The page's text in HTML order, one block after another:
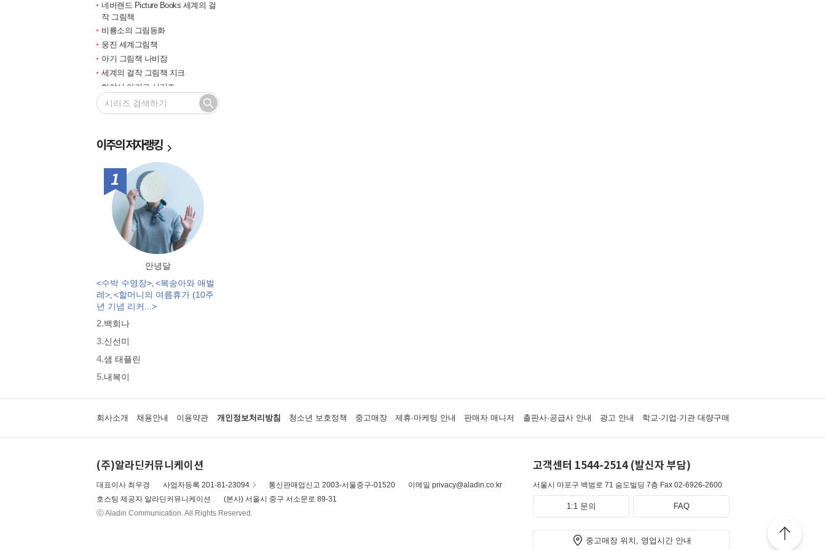
네버랜드 Picture Books 세계의 걸
작 그림책
비룡소의 그림동화
웅진 세계그림책
아기 그림책 나비잠
세계의 걸작 그림책 지크
하야시 아키코 시리즈
길벗 기적의 학습법
마루벌의 좋은 그림책
민들레 그림책
비룡소 창작그림책
전통문화 그림책 솔거나라
베틀북 그림책
그림책은 내 친구
미래그림책
비룡소 전래동화
도토리 계절 그림책
옛이야기 그림책 까치호랑이
모두가 친구
벨 이마주
네버랜드 우리 걸작 그림책
비룡소 아기 그림책
세밀화로 그린 보리 아기그림책
붙여도 붙여도 스티커왕
국시꼬랭이 동네
보아요 아기 그림책
비룡소 세계의 옛이야기
과학은 내친구
로렌의 지식 그림책
황금도깨비상 수상작 (그림책)
우리 문화 그림책
이주의저자랭킹
1위
안녕달
<수박 수영장>, <복숭아와 애벌
레>, <할머니의 여름휴가 (10주
년 기념 리커...>
2.백희나
3.신선미
4.샘 태플린
5.내복이
회사소개 채용안내 이용약관 개인정보처리방침 청소년 보호정책 중고매장 제휴·마케팅 안내 판매자 매니저 출판사·공급사 안내 광고 안내 학교·기업·기관 대량구매
(주)알라딘커뮤니케이션
대표이사 최우경 사업자등록 201-81-23094 통신판매업신고 2003-서울중구-01520
이메일 privacy@aladin.co.kr
호스팅 제공자 알라딘커뮤니케이션
(본사) 서울시 중구 서소문로 89-31
ⓒ Aladin Communication. All Rights Reserved.
고객센터 1544-2514 (발신자 부담)
서울시 마포구 백범로 71 숨도빌딩 7층 Fax 02-6926-2600
1:1 문의 FAQ
중고매장 위치, 영업시간 안내